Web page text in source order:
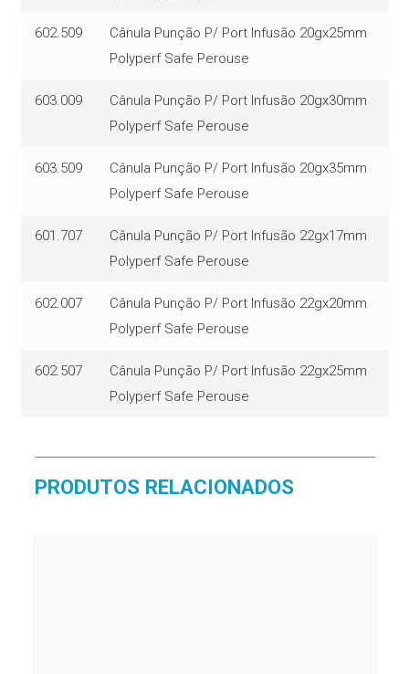
602.509
Cânula Punção P/ Port Infusão 20gx25mm
Polyperf Safe Perouse
603.009
Cânula Punção P/ Port Infusão 20gx30mm
Polyperf Safe Perouse
603.509
Cânula Punção P/ Port Infusão 20gx35mm
Polyperf Safe Perouse
601.707
Cânula Punção P/ Port Infusão 22gx17mm
Polyperf Safe Perouse
602.007
Cânula Punção P/ Port Infusão 22gx20mm
Polyperf Safe Perouse
602.507
Cânula Punção P/ Port Infusão 22gx25mm
Polyperf Safe Perouse
PRODUTOS RELACIONADOS